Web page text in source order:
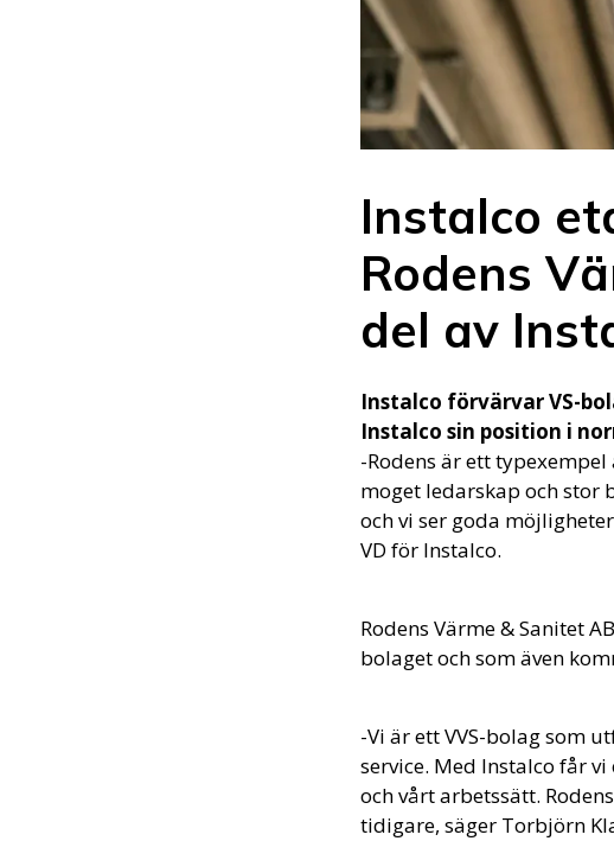
Instalco
Rodens
del av
Instalco förvärvar VS-
Instalco sin position i
-Rodens är ett
moget ledarskap och stor
och vi ser goda
VD för Instalco.
Rodens Värme & Sanitet
bolaget och som även
-Vi är ett VVS-bolag som
service. Med Instalco får
och vårt arbetssätt.
tidigare, säger Torbjörn